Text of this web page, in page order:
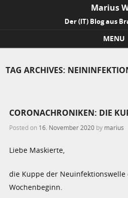
Marius
Der (IT) Blog aus
MENU
TAG ARCHIVES:
CORONACHRONIKEN: DIE
Posted on 16. November 2020 by marius
Liebe Maskierte,
die Kuppe der
Wochenbeginn.